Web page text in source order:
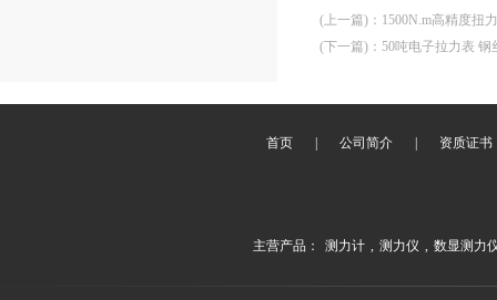
(上一篇) ： 1500N.m高精度扭
(下一篇) ： 50吨电子拉力表
首页 公司简介 资质证书
主营产品： 测力计 , 测力仪 , 数显测力